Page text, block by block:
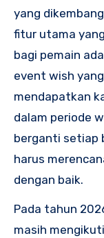
yang
fitur utama
bagi pemain
event wish
mendapatkan
dalam periode
berganti setiap
harus
dengan baik.
Pada tahun
masih